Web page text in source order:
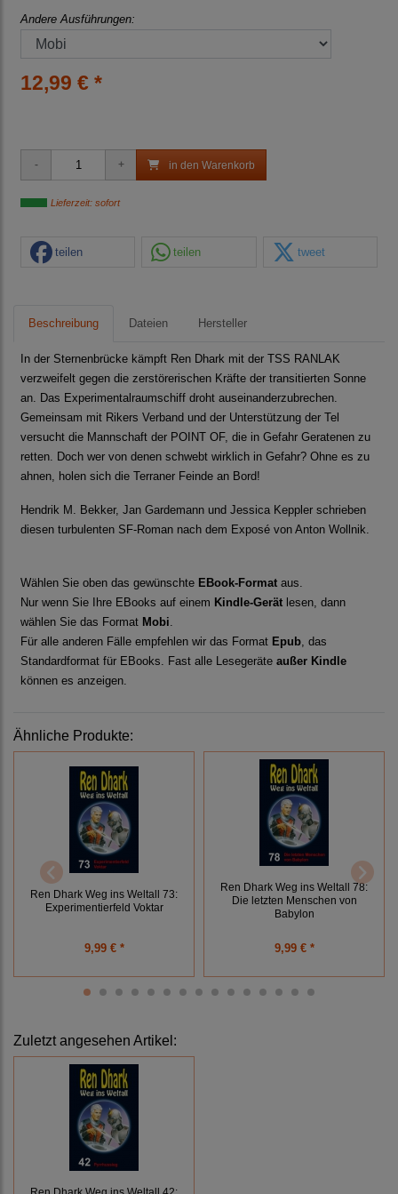
Andere Ausführungen:
12,99 € *
in den Warenkorb
Lieferzeit: sofort
teilen teilen tweet
Beschreibung Dateien Hersteller
In der Sternenbrücke kämpft Ren Dhark mit der TSS RANLAK
verzweifelt gegen die zerstörerischen Kräfte der transitierten Sonne
an. Das Experimentalraumschiff droht auseinanderzubrechen.
Gemeinsam mit Rikers Verband und der Unterstützung der Tel
versucht die Mannschaft der POINT OF, die in Gefahr Geratenen zu
retten. Doch wer von denen schwebt wirklich in Gefahr? Ohne es zu
ahnen, holen sich die Terraner Feinde an Bord!
Hendrik M. Bekker, Jan Gardemann und Jessica Keppler schrieben
diesen turbulenten SF-Roman nach dem Exposé von Anton Wollnik.
Wählen Sie oben das gewünschte EBook-Format aus.
Nur wenn Sie Ihre EBooks auf einem Kindle-Gerät lesen, dann
wählen Sie das Format Mobi.
Für alle anderen Fälle empfehlen wir das Format Epub, das
Standardformat für EBooks. Fast alle Lesegeräte außer Kindle
können es anzeigen.
Ähnliche Produkte:
Ren Dhark Weg ins Weltall 73:
Experimentierfeld Voktar
9,99 € *
Ren Dhark Weg ins Weltall 78:
Die letzten Menschen von
Babylon
9,99 € *
Zuletzt angesehen Artikel: